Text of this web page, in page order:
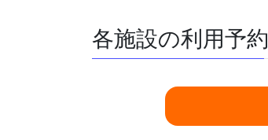
各施設の利用予約